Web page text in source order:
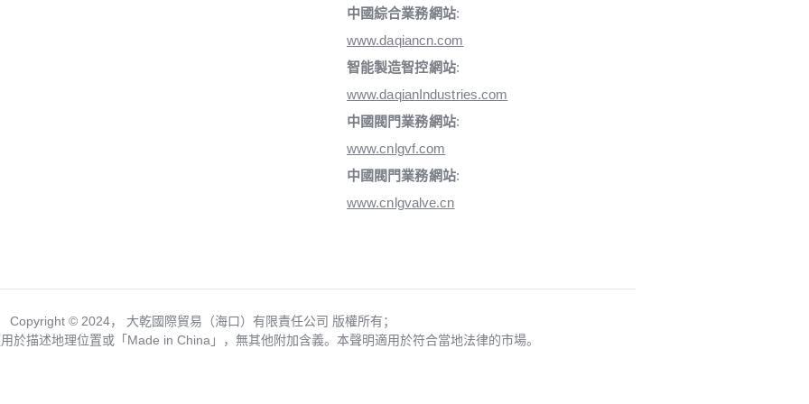
中國綜合業務網站:
www.daqiancn.com
智能製造智控網站:
www.daqianIndustries.com
中國閥門業務網站:
www.cnlgvf.com
中國閥門業務網站:
www.cnlgvalve.cn
Copyright ©️ 2024， 大乾國際貿易（海口）有限責任公司 版權所有；
於描述地理位置或「Made in China」，無其他附加含義。本聲明適用於符合當地法律的市場。